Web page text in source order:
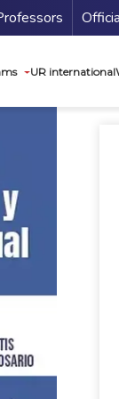
UR international